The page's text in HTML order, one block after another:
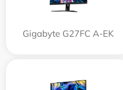
Gigabyte G27FC A-EK